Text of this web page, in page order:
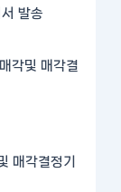
발송
각및 매각결
매각결정기